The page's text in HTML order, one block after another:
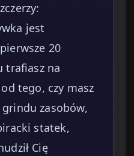
jest
20
trafiasz na
tego, czy masz
zasobów,
statek,
Cię